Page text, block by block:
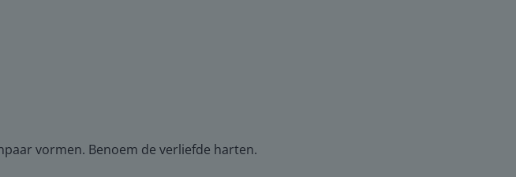
vormen. Benoem de verliefde harten.